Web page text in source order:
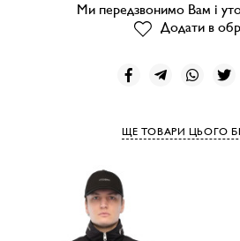
Ми передзвонимо Вам і
Додати в
ЩЕ ТОВАРИ ЦЬОГО